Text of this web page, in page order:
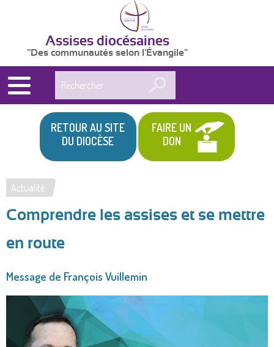
Assises diocésaines
"Des communautés selon l'Évangile"
RETOUR AU SITE
DU DIOCÈSE
FAIRE UN
DON
Vous
êtes
ici
Actualité
Comprendre les assises et se mettre
en route
Message de François Vuillemin